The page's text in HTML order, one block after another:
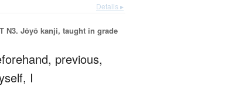
Details ▸
N3. Jōyō kanji, taught in grade
previous,
I